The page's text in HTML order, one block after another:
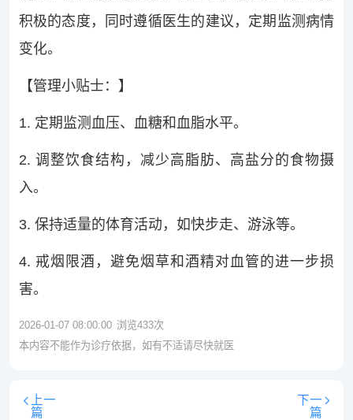
积极的态度，同时遵循医生的建议，定期监测病情
变化。
【管理小贴士：】
1. 定期监测血压、血糖和血脂水平。
2. 调整饮食结构，减少高脂肪、高盐分的食物摄
入。
3. 保持适量的体育活动，如快步走、游泳等。
4. 戒烟限酒，避免烟草和酒精对血管的进一步损
害。
2026-01-07 08:00:00 浏览433次
本内容不能作为诊疗依据，如有不适请尽快就医
上一
篇
下一
篇